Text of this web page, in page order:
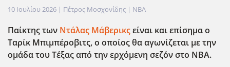
10 Ιουλίου 2026 | Πέτρος Μοσχονίδης | NBA
Παίκτης των Ντάλας Μάβερικςείναι και επίσημα ο
Ταρίκ Μπιμπέροβιτς, ο οποίος θα αγωνίζεται με την
ομάδα του Τέξας από την ερχόμενη σεζόν στο ΝΒΑ.